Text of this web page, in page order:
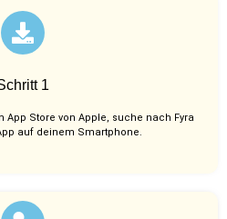
1
App Store von Apple, suche nach Fyra
auf deinem Smartphone.